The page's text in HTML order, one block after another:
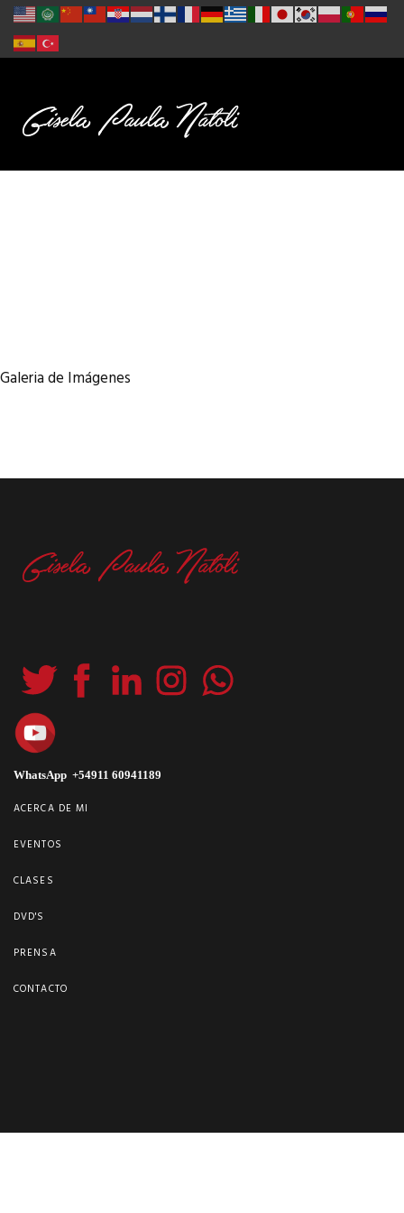
Galeria de Imágenes
WhatsApp +54911 60941189
ACERCA DE MI
EVENTOS
CLASES
DVD'S
PRENSA
CONTACTO